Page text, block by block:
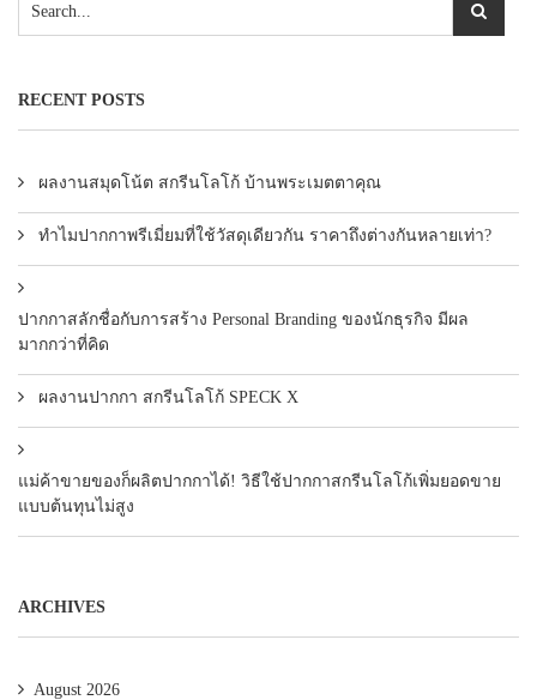
RECENT POSTS
ผลงานสมุดโน้ต สกรีนโลโก้ บ้านพระเมตตาคุณ
ทำไมปากกาพรีเมี่ยมที่ใช้วัสดุเดียวกัน ราคาถึงต่างกันหลายเท่า?
ปากกาสลักชื่อกับการสร้าง Personal Branding ของนักธุรกิจ มีผล
มากกว่าที่คิด
ผลงานปากกา สกรีนโลโก้ SPECK X
แม่ค้าขายของก็ผลิตปากกาได้! วิธีใช้ปากกาสกรีนโลโก้เพิ่มยอดขาย
แบบต้นทุนไม่สูง
ARCHIVES
August 2026